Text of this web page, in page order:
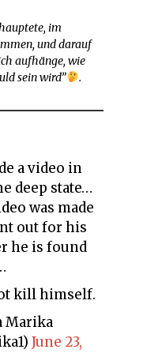
im
und darauf
aufhänge, wie
sein wird”
.
deep state…
was made
out for his
he is found
kill himself.
June 23,